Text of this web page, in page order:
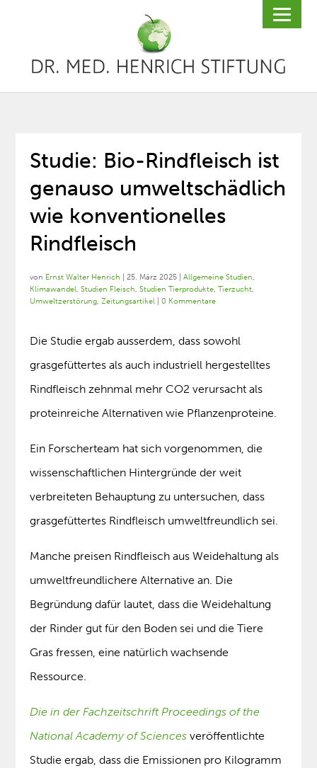
Studie: Bio-Rindfleisch ist
genauso umweltschädlich
wie konventionelles
Rindfleisch
von Ernst Walter Henrich |25. März 2025 |Allgemeine Studien,
Klimawandel,Studien Fleisch,Studien Tierprodukte,Tierzucht,
Umweltzerstörung,Zeitungsartikel |0 Kommentare
Die Studie ergab ausserdem, dass sowohl
grasgefüttertes als auch industriell hergestelltes
Rindfleisch zehnmal mehr CO2 verursacht als
proteinreiche Alternativen wie Pflanzenproteine.
Ein Forscherteam hat sich vorgenommen, die
wissenschaftlichen Hintergründe der weit
verbreiteten Behauptung zu untersuchen, dass
grasgefüttertes Rindfleisch umweltfreundlich sei.
Manche preisen Rindfleisch aus Weidehaltung als
umweltfreundlichere Alternative an. Die
Begründung dafür lautet, dass die Weidehaltung
der Rinder gut für den Boden sei und die Tiere
Gras fressen, eine natürlich wachsende
Ressource.
Die in der Fachzeitschrift Proceedings of the
National Academy of Sciences veröffentlichte
Studie ergab, dass die Emissionen pro Kilogramm